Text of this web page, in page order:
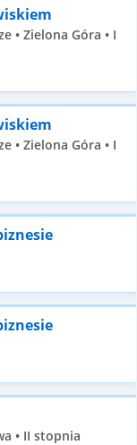
• Zielona Góra • I
• Zielona Góra • I
• II stopnia